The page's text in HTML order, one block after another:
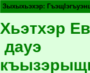
Зыхыхьэхэр:
Хьэтхэр
дауэ